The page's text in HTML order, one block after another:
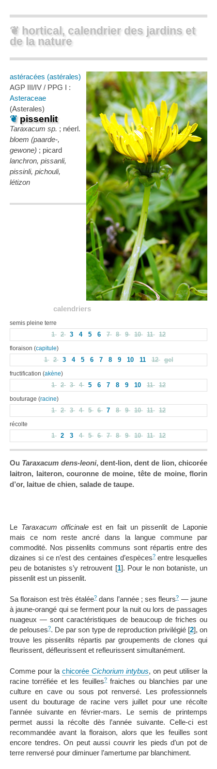
❦ hortical, calendrier des jardins et
de la nature
astéracées (astérales)
AGP III/IV / PPG I :
Asteraceae
(Asterales)
❦pissenlit
Taraxacum sp. ; néerl.
bloem (paarde-,
gewone) ; picard
lanchron, pissanli,
pissinli, pichouli,
létizon
calendriers
semis pleine terre
1 2 3 4 5 6 7 8 9 10 11 12
floraison (capitule)
1 2 3 4 5 6 7 8 9 10 11 12 gel
fructification (akène)
1 2 3 4 5 6 7 8 9 10 11 12
bouturage (racine)
1 2 3 4 5 6 7 8 9 10 11 12
récolte
1 2 3 4 5 6 7 8 9 10 11 12
Ou Taraxacum dens-leoni, dent-lion, dent de lion, chicorée
laitron, laiteron, couronne de moine, tête de moine, florin
d’or, laitue de chien, salade de taupe.
Le Taraxacum officinaleest en fait un pissenlit de Laponie
mais ce nom reste ancré dans la langue commune par
commodité. Nos pissenlits communs sont répartis entre des
dizaines si ce n’est des centaines d’espèces?entre lesquelles
peu de botanistes s’y retrouvent [1]. Pour le non botaniste, un
pissenlit est un pissenlit.
Sa floraison est très étalée? dans l’année ; ses fleurs? — jaune
à jaune-orangé qui se ferment pour la nuit ou lors de passages
nuageux — sont caractéristiques de beaucoup de friches ou
de pelouses?. De par son type de reproduction privilégié[2], on
trouve les pissenlits répartis par groupements de clones qui
fleurissent, défleurissent et refleurissent simultanément.
Comme pour la chicorée Cichorium intybus, on peut utiliser la
racine torréfiée et les feuilles?fraiches ou blanchies par une
culture en cave ou sous pot renversé. Les professionnels
usent du bouturage de racine vers juillet pour une récolte
l’année suivante en février-mars. Le semis de printemps
permet aussi la récolte dès l’année suivante. Celle-ci est
recommandée avant la floraison, alors que les feuilles sont
encore tendres. On peut aussi couvrir les pieds d’un pot de
terre renversé pour diminuer l’amertume par blanchiment.